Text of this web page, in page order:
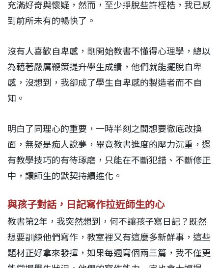
充滿好奇與懷疑，然而，至少掙脫些許桎梏，我已感
到前所未有的暢快了。
沒有人喜歡自卑感，剛開始教書不懂得心理學，總以
為藉著嚴厲鞭策提升學生成績，他們就能擺脫自卑
感，沒想到，我卻成了學生自卑感的製造者而不自
知。
明白了同理心的重要，一時半刻之間想要徹底改換
面，無疑是痴人說夢，畢竟教書進度的壓力沉重，還
有教學技巧的有待琢磨，只能在不斷犯錯、不斷修正
中，讓師生的默契持續進化。
與孩子對話，日記寫作拉近師生的心
教書第2年，我突然想到，何不讓孩子寫日記？既然
想要訓練他們寫作，教室裡又有這麼多新鮮事，這些
題材正好拿來發揮，如果每週寫個兩三篇，我不僅更